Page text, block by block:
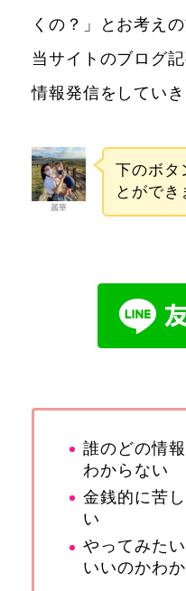
くの？」とお考え
当サイトのブログ
情報発信をしていき
麗華
下のボタ
とができ
誰のどの情
わからない
金銭的に苦
い
やってみた
いいのかわ